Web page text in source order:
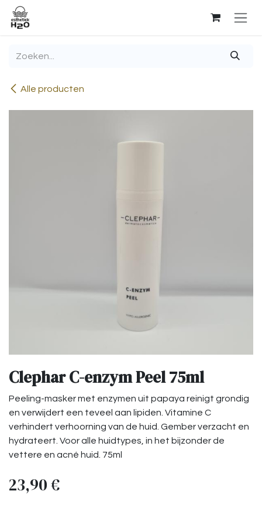
Overslaan naar inhoud
Alle producten
Clephar C-enzym Peel 75ml
Peeling-masker met enzymen uit papaya reinigt grondig
en verwijdert een teveel aan lipiden. Vitamine C
verhindert verhoorning van de huid. Gember verzacht en
hydrateert. Voor alle huidtypes, in het bijzonder de
vettere en acné huid. 75ml
23,90€